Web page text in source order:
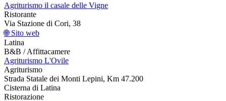
Agriturismo il casale delle Vigne
Ristorante
Via Stazione di Cori, 38
🌐 Sito web
Latina
B&B / Affittacamere
Agriturismo L'Ovile
Agriturismo
Strada Statale dei Monti Lepini, Km 47.200
Cisterna di Latina
Ristorazione